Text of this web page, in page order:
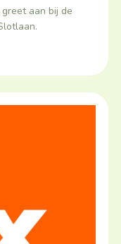
aan bij de